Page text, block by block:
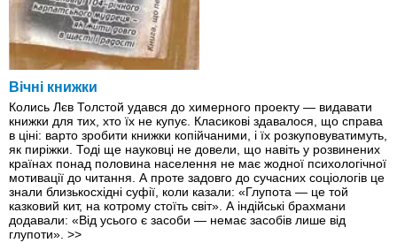
Вічні книжки
Колись Лєв Толстой удався до химерного проекту — видавати
книжки для тих, хто їх не купує. Класикові здавалося, що справа
в ціні: варто зробити книжки копійчаними, і їх розкуповуватимуть,
як пиріжки. Тоді ще науковці не довели, що навіть у розвинених
країнах понад половина населення не має жодної психологічної
мотивації до читання. А проте задовго до сучасних соціологів це
знали близькосхідні суфії, коли казали: «Глупота — це той
казковий кит, на котрому стоїть світ». А індійські брахмани
додавали: «Від усього є засоби — немає засобів лише від
глупоти». >>